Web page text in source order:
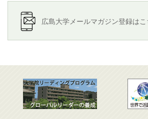
広島大学メールマガジン登録はこ